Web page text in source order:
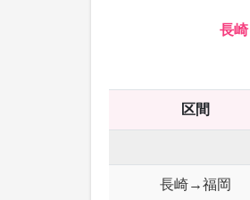
長崎
区間
長崎→福岡